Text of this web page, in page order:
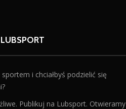
i chciałbyś podzielić się
Publikuj na Lubsport. Otwieramy